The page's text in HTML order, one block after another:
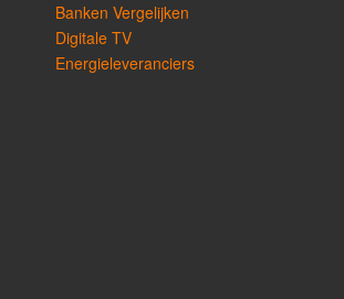
Banken Vergelijken
Digitale TV
Energieleveranciers